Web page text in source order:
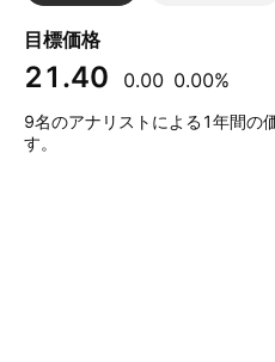
目標価格
21.40 0.00 0.00%
9名のアナリストによる1年間
す。